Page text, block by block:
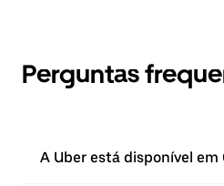
Perguntas
A Uber está disponível em